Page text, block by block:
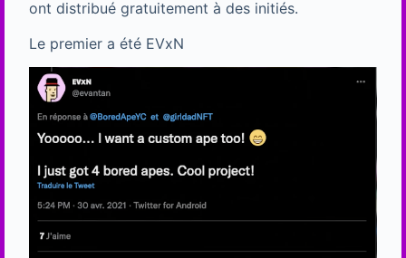
ont distribué gratuitement à des initiés.
Le premier a été EVxN